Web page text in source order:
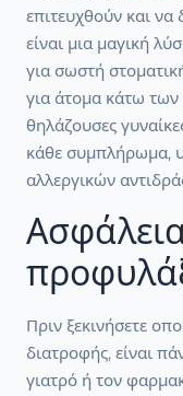
επιτευχθούν και
είναι μια μαγική
για σωστή
για άτομα κάτω των
θηλάζουσες
κάθε συμπλήρωμα,
αλλεργικών
Πριν ξεκινήσετε
διατροφής, είναι
γιατρό ή τον